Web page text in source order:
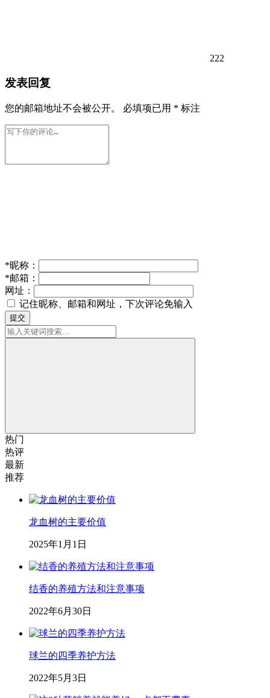
222
发表回复
您的邮箱地址不会被公开。 必填项已用 * 标注
*昵称：
*邮箱：
网址：
记住昵称、邮箱和网址，下次评论免输入
提交
热门
热评
最新
推荐
龙血树的主要价值
2025年1月1日
结香的养殖方法和注意事项
2022年6月30日
球兰的四季养护方法
2022年5月3日